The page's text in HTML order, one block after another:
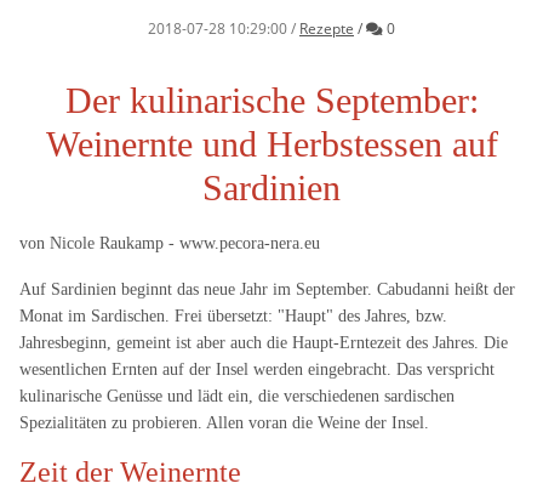
2018-07-28 10:29:00/ Rezepte / Kommentare
0
Der kulinarische September:
Weinernte und Herbstessen auf
Sardinien
von Nicole Raukamp - www.pecora-nera.eu
Auf Sardinien beginnt das neue Jahr im September. Cabudanni heißt der
Monat im Sardischen. Frei übersetzt: "Haupt" des Jahres, bzw.
Jahresbeginn, gemeint ist aber auch die Haupt-Erntezeit des Jahres. Die
wesentlichen Ernten auf der Insel werden eingebracht. Das verspricht
kulinarische Genüsse und lädt ein, die verschiedenen sardischen
Spezialitäten zu probieren. Allen voran die Weine der Insel.
Zeit der Weinernte